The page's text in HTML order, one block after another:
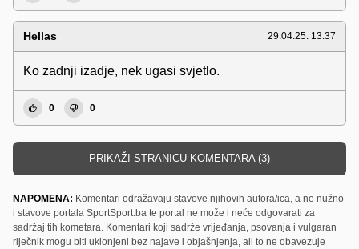
Hellas 29.04.25. 13:37
Ko zadnji izadje, nek ugasi svjetlo.
0 0
PRIKAŽI STRANICU KOMENTARA (3)
NAPOMENA: Komentari odražavaju stavove njihovih autora/ica, a ne nužno
i stavove portala SportSport.ba te portal ne može i neće odgovarati za
sadržaj tih kometara. Komentari koji sadrže vrijeđanja, psovanja i vulgaran
riječnik mogu biti uklonjeni bez najave i objašnjenja, ali to ne obavezuje